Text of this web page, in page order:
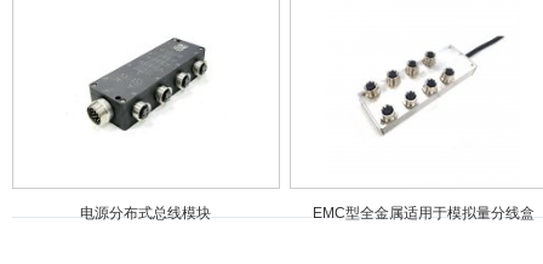
电源分布式总线模块 EMC型全金属适用于模拟量分线盒